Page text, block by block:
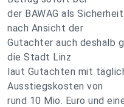
der BAWAG als
nach Ansicht der
Gutachter auch deshalb
die Stadt Linz
laut Gutachten mit
Ausstiegskosten von
rund 10 Mio. Euro und